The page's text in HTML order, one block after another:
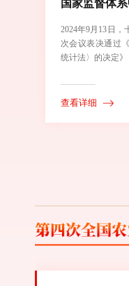
国家监督体
2024年9月13日，
次会议表决通过
统计法〉的决定
查看详细